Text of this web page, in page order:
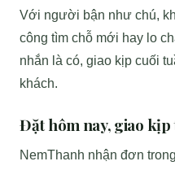
Với người bận như chú,
công tìm chỗ mới hay lo
nhắn là có, giao kịp cuối
khách.
Đặt hôm nay, giao kịp
NemThanh nhận đơn